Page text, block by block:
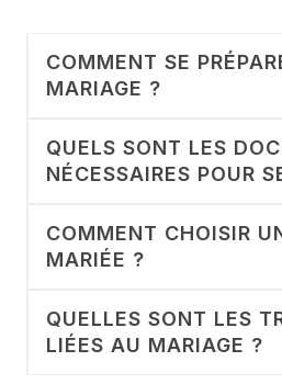
COMMENT SE
MARIAGE ?
QUELS SONT LES
NÉCESSAIRES POUR
COMMENT CHOISIR
MARIÉE ?
QUELLES SONT LES
LIÉES AU MARIAGE ?